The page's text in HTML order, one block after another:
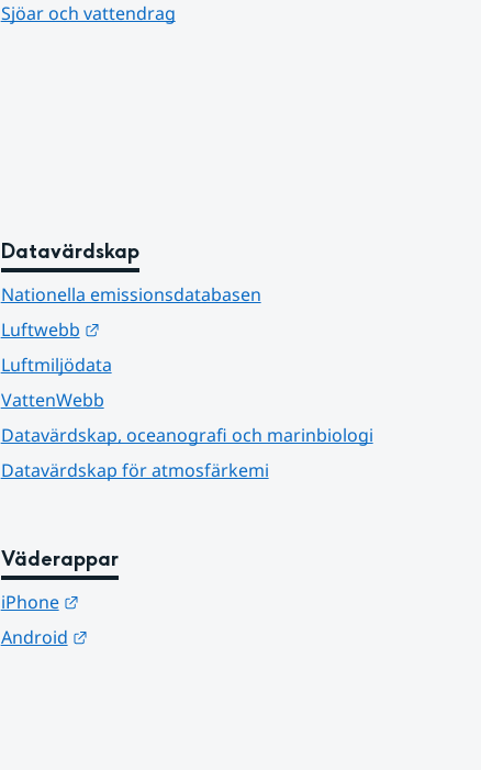
Sjöar och vattendrag
Datavärdskap
Nationella emissionsdatabasen
Luftwebb
Länk till annan webbplats.
Luftmiljödata
VattenWebb
Datavärdskap, oceanografi och marinbiologi
Datavärdskap för atmosfärkemi
Väderappar
iPhone
Länk till annan webbplats.
Android
Länk till annan webbplats.